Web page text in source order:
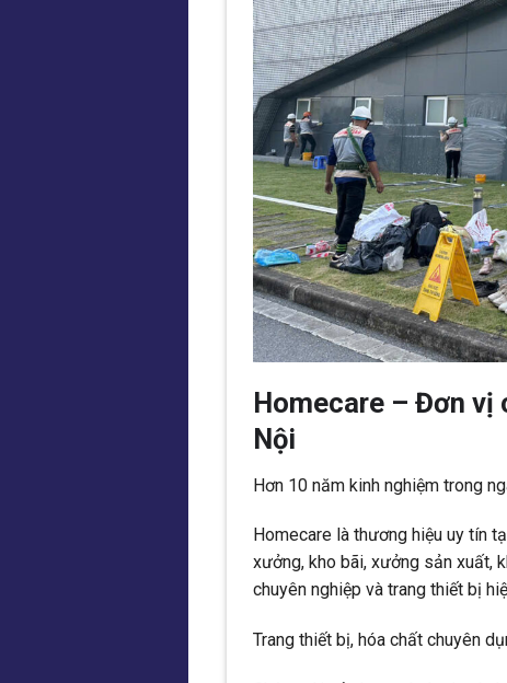
Homecare – Đơn vị
Nội
Hơn 10 năm kinh nghiệm trong
Homecare là thương hiệu uy tín
xưởng, kho bãi, xưởng sản xuất,
chuyên nghiệp và trang thiết bị
Trang thiết bị, hóa chất chuyên